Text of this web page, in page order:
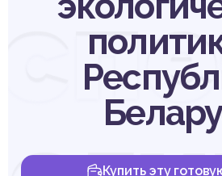
Купить эту